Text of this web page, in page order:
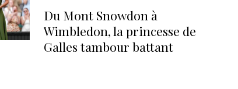
Du Mont Snowdon à
Wimbledon, la princesse de
Galles tambour battant